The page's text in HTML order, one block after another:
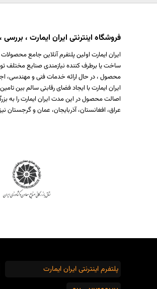
فروشگاه اینترنتی ایران ایمارت ،
ایران ایمارت اولین پلتفرم آنلاین جامع
محصول ، در حال ارائه خدمات فنی و مهندسی،
ایران ایمارت با ایجاد فضای رقابتی سالم
اصالت محصول در این مدت ایران ایمارت را به
عراق، افغانستان، آذربایجان، عمان و گرجستان
پلتفرم اینترنتی ایران ایمارت